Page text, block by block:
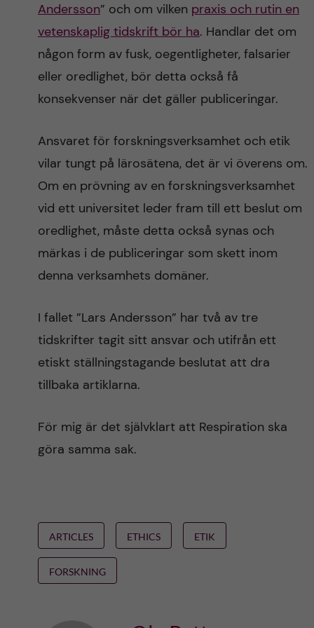
Andersson” och om vilken praxis och rutin en
vetenskaplig tidskrift bör ha. Handlar det om
någon form av fusk, oegentligheter, falsarier
eller oredlighet, bör detta också få
konsekvenser när det gäller publiceringar.
Ansvaret för forskningsverksamhet och etik
vilar tungt på lärosätena, det är vi överens om.
Om en prövning av en forskningsverksamhet
vid ett universitet leder fram till ett beslut om
oredlighet, måste detta också synas och
märkas i de publiceringar som skett inom
denna verksamhets domäner.
I fallet ”Lars Andersson” har två av tre
tidskrifter tagit sitt ansvar och utifrån ett
etiskt ställningstagande beslutat att dra
tillbaka artiklarna.
För mig är det självklart att Respiration ska
göra samma sak.
ARTICLES ETHICS ETIK
FORSKNING